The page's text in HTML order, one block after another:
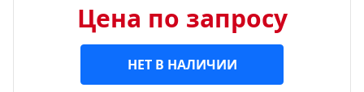
Цена по запросу
НЕТ В НАЛИЧИИ